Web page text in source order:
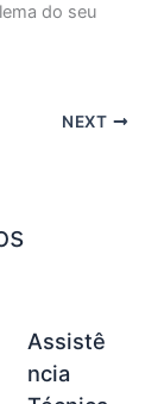
do seu
NEXT
Assistê
ncia